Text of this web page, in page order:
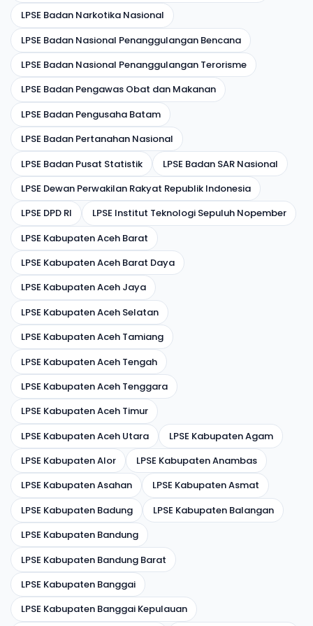
LPSE Badan Narkotika Nasional
LPSE Badan Nasional Penanggulangan Bencana
LPSE Badan Nasional Penanggulangan Terorisme
LPSE Badan Pengawas Obat dan Makanan
LPSE Badan Pengusaha Batam
LPSE Badan Pertanahan Nasional
LPSE Badan Pusat Statistik
LPSE Badan SAR Nasional
LPSE Dewan Perwakilan Rakyat Republik Indonesia
LPSE DPD RI
LPSE Institut Teknologi Sepuluh Nopember
LPSE Kabupaten Aceh Barat
LPSE Kabupaten Aceh Barat Daya
LPSE Kabupaten Aceh Jaya
LPSE Kabupaten Aceh Selatan
LPSE Kabupaten Aceh Tamiang
LPSE Kabupaten Aceh Tengah
LPSE Kabupaten Aceh Tenggara
LPSE Kabupaten Aceh Timur
LPSE Kabupaten Aceh Utara
LPSE Kabupaten Agam
LPSE Kabupaten Alor
LPSE Kabupaten Anambas
LPSE Kabupaten Asahan
LPSE Kabupaten Asmat
LPSE Kabupaten Badung
LPSE Kabupaten Balangan
LPSE Kabupaten Bandung
LPSE Kabupaten Bandung Barat
LPSE Kabupaten Banggai
LPSE Kabupaten Banggai Kepulauan